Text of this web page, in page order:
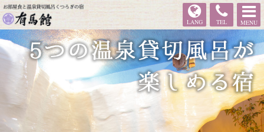
有馬館
LANG TEL MENU